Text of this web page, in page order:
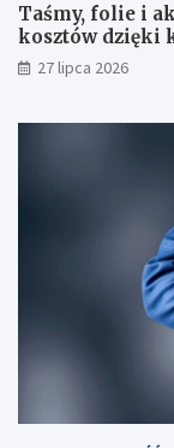
Taśmy, folie i
kosztów dzięki
27 lipca 2026